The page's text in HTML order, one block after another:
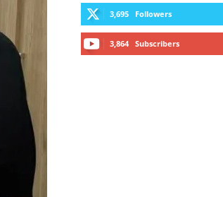
3,695 Followers
3,864 Subscribers